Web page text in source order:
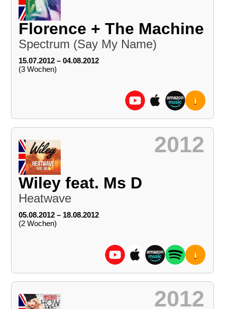
Florence + The Machine
Spectrum (Say My Name)
15.07.2012 – 04.08.2012
(3 Wochen)
i
2012
Wiley feat. Ms D
Heatwave
05.08.2012 – 18.08.2012
(2 Wochen)
i
2012